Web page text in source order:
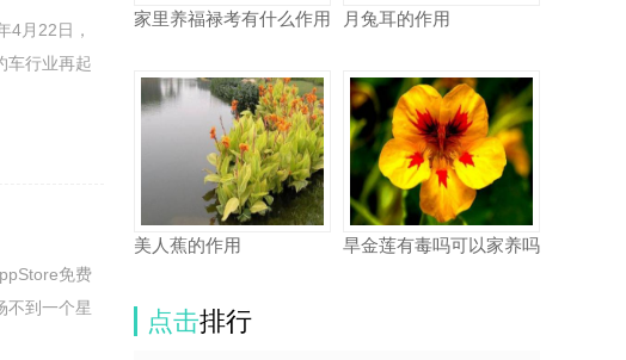
4月22日，
车行业再起
免费
不到一个星
家里养福禄考有什么作用 月兔耳的作用
美人蕉的作用 旱金莲有毒吗可以家养吗
点击排行